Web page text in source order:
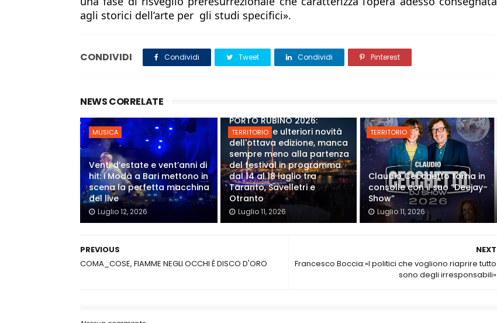
agli storici dell’arte per  gli studi specifici».
CONDIVIDI Condividi Tweet Condividi Pinterest
NEWS CORRELATE
MUSICA
Venti d’estate e vent’anni di
hit: i Modà a Bari mettono in
scena la perfetta macchina
del live
Luglio 12, 2026
TERRITORIO
PORTO RUBINO 2026:
Annunciate ulteriori novità
dell'ottava edizione, manca
sempre meno alla partenza
del festival in programma
dal 14 al 18 luglio tra
Taranto, Savelletri e
Otranto
Luglio 11, 2026
TERRITORIO
Claudio Cecchetto torna in
consolle con il suo “Deejay-
Show”
Luglio 11, 2026
NEXT
Francesco Boccia:«I politici che vogliono riaprire tutto
sono degli irresponsabili»
PREVIOUS
COMA_COSE, FIAMME NEGLI OCCHI È DISCO D'ORO